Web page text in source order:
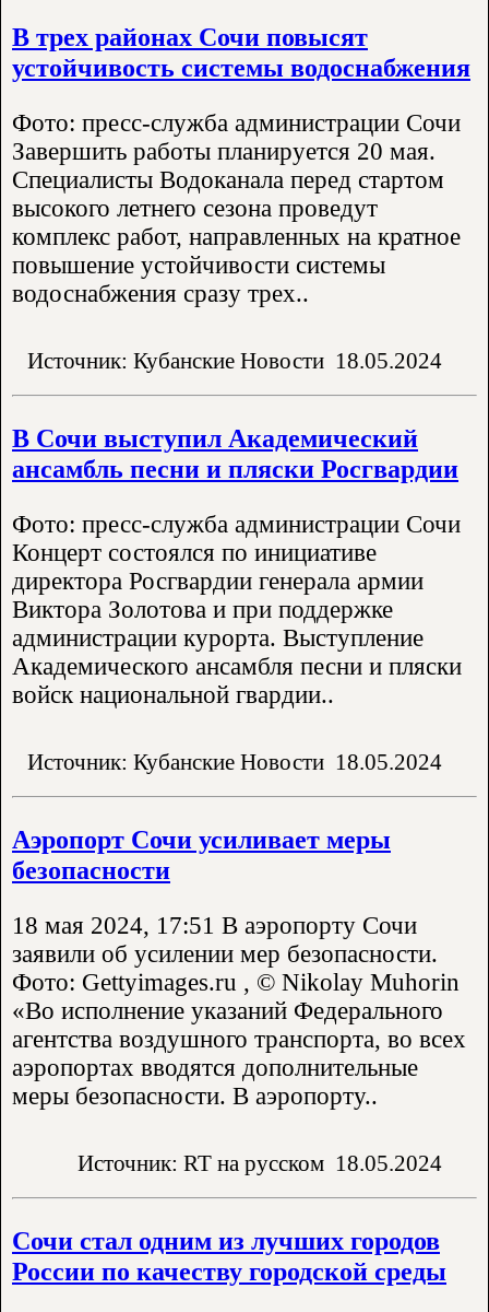
В трех районах Сочи повысят
устойчивость системы водоснабжения
Фото: пресс-служба администрации Сочи
Завершить работы планируется 20 мая.
Специалисты Водоканала перед стартом
высокого летнего сезона проведут
комплекс работ, направленных на кратное
повышение устойчивости системы
водоснабжения сразу трех..
Источник: Кубанские Новости 18.05.2024
В Сочи выступил Академический
ансамбль песни и пляски Росгвардии
Фото: пресс-служба администрации Сочи
Концерт состоялся по инициативе
директора Росгвардии генерала армии
Виктора Золотова и при поддержке
администрации курорта. Выступление
Академического ансамбля песни и пляски
войск национальной гвардии..
Источник: Кубанские Новости 18.05.2024
Аэропорт Сочи усиливает меры
безопасности
18 мая 2024, 17:51 В аэропорту Сочи
заявили об усилении мер безопасности.
Фото: Gettyimages.ru , © Nikolay Muhorin
«Во исполнение указаний Федерального
агентства воздушного транспорта, во всех
аэропортах вводятся дополнительные
меры безопасности. В аэропорту..
Источник: RT на русском 18.05.2024
Сочи стал одним из лучших городов
России по качеству городской среды